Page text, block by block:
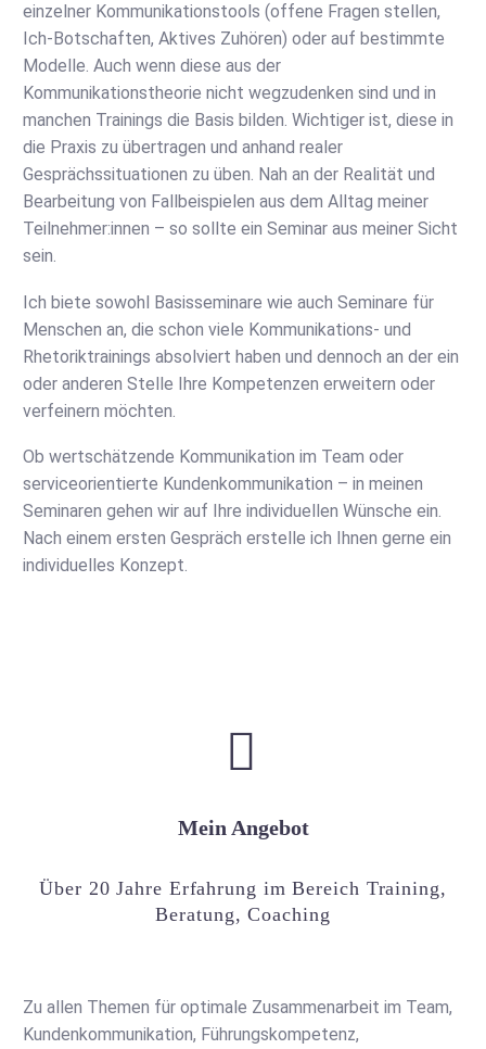
einzelner Kommuni­kations­tools (offene Fragen stellen,
Ich-Botschaften, Aktives Zuhören) oder auf bestimmte
Modelle. Auch wenn diese aus der
Kommunikationstheorie nicht wegzudenken sind und in
manchen Trainings die Basis bilden. Wichtiger ist, diese in
die Praxis zu übertragen und anhand realer
Gesprächssituationen zu üben. Nah an der Realität und
Bearbeitung von Fallbeispielen aus dem Alltag meiner
Teilnehmer:innen – so sollte ein Seminar aus meiner Sicht
sein.
Ich biete sowohl Basisseminare wie auch Seminare für
Menschen an, die schon viele Kommunikations- und
Rhetoriktrainings absolviert haben und dennoch an der ein
oder anderen Stelle Ihre Kompetenzen erweitern oder
verfeinern möchten.
Ob wertschätzende Kommunikation im Team oder
serviceorientierte Kundenkommunikation – in meinen
Seminaren gehen wir auf Ihre individuellen Wünsche ein.
Nach einem ersten Gespräch erstelle ich Ihnen gerne ein
individuelles Konzept.


Mein Angebot
Über 20 Jahre Erfahrung im Bereich Training,
Beratung, Coaching
Zu allen Themen für optimale Zusammenarbeit im Team,
Kundenkommunikation, Führungskompetenz,